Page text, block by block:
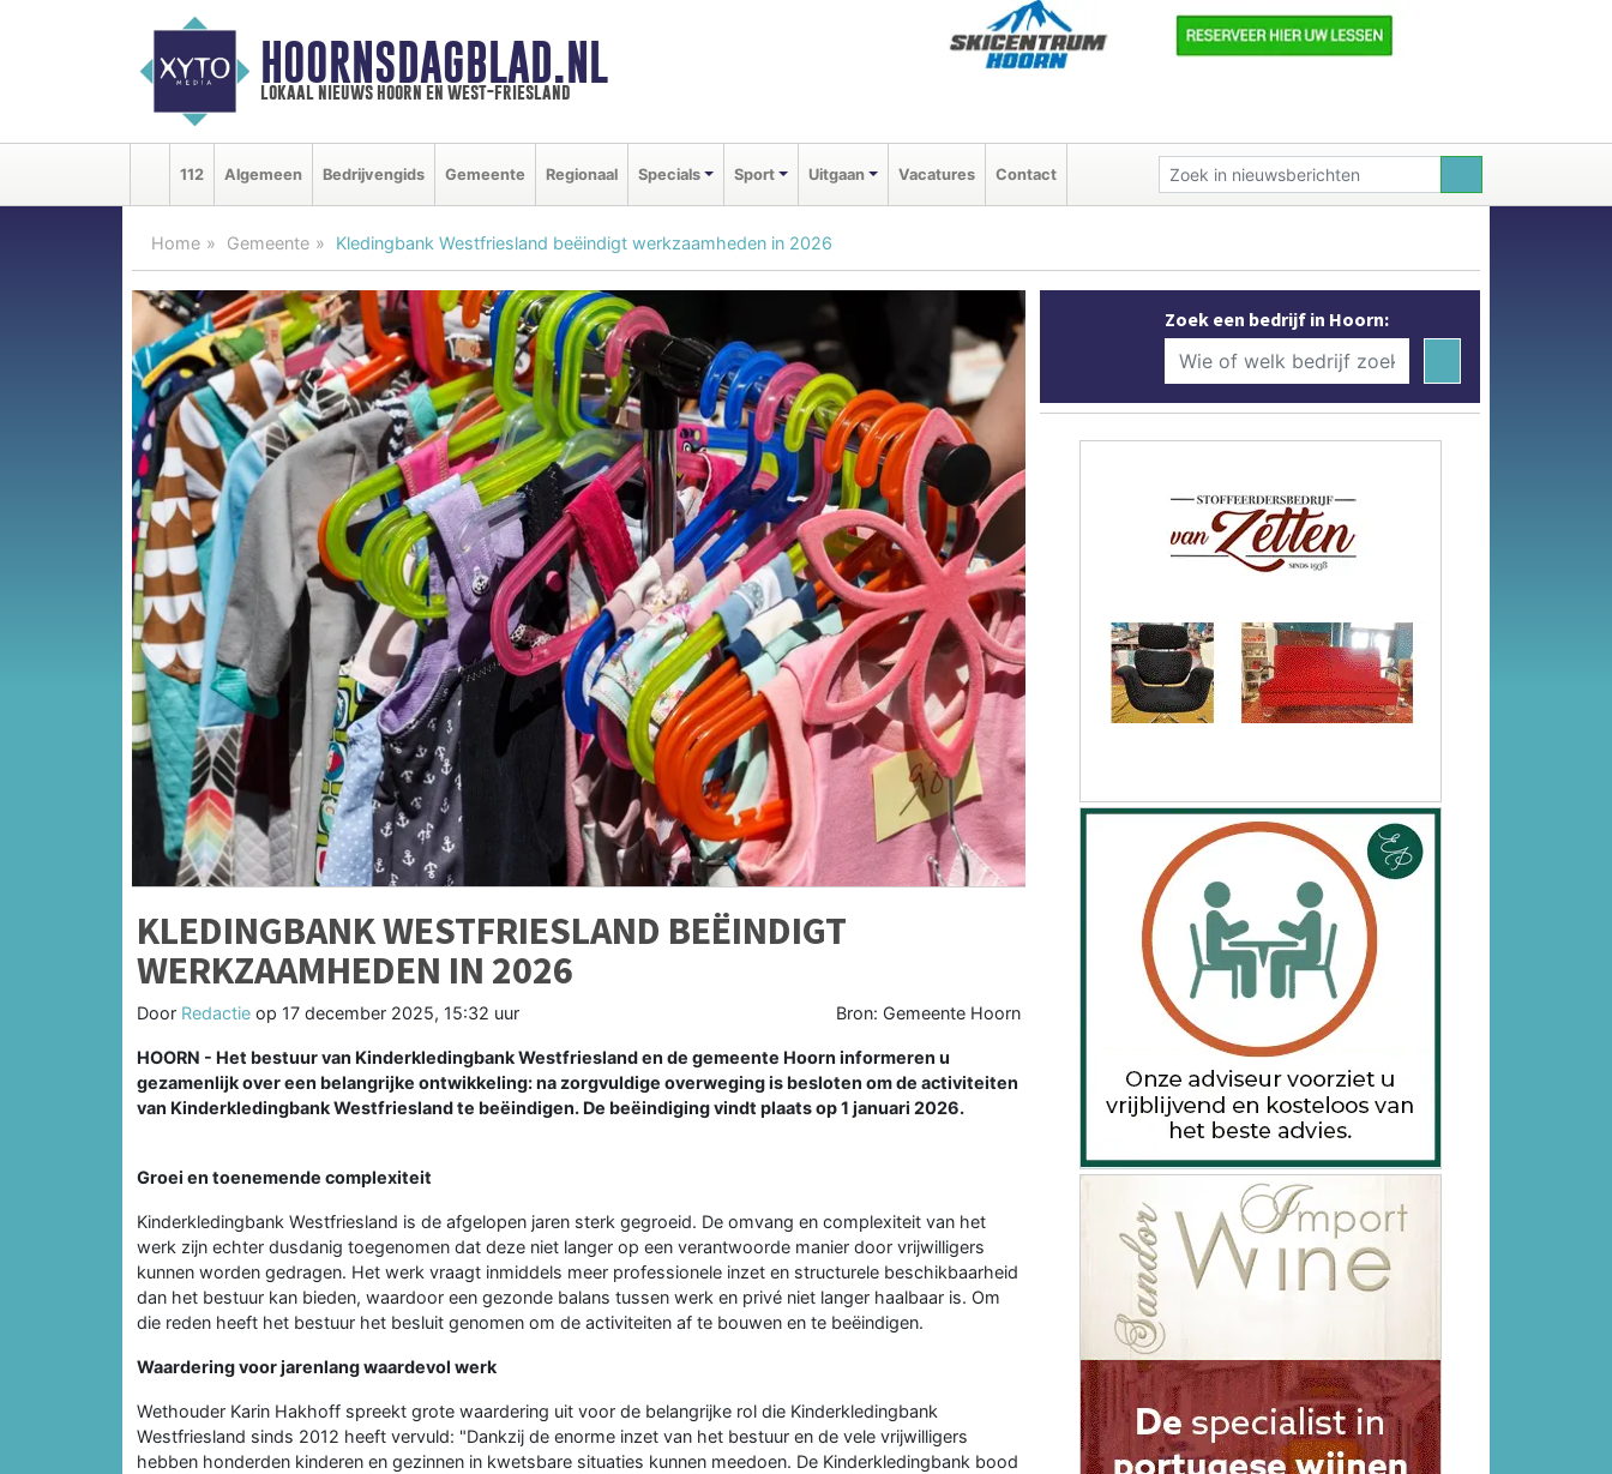
HOORNSDAGBLAD.NL
lokaal nieuws hoorn en west-friesland
112 Algemeen Bedrijvengids Gemeente Regionaal Specials Sport Uitgaan Vacatures Contact
Home Gemeente Kledingbank Westfriesland beëindigt werkzaamheden in 2026
KLEDINGBANK WESTFRIESLAND BEËINDIGT
WERKZAAMHEDEN IN 2026
Door Redactie op 17 december 2025, 15:32 uur Bron: Gemeente Hoorn
HOORN - Het bestuur van Kinderkledingbank Westfriesland en de gemeente Hoorn informeren u
gezamenlijk over een belangrijke ontwikkeling: na zorgvuldige overweging is besloten om de activiteiten
van Kinderkledingbank Westfriesland te beëindigen. De beëindiging vindt plaats op 1 januari 2026.
Groei en toenemende complexiteit
Kinderkledingbank Westfriesland is de afgelopen jaren sterk gegroeid. De omvang en complexiteit van het
werk zijn echter dusdanig toegenomen dat deze niet langer op een verantwoorde manier door vrijwilligers
kunnen worden gedragen. Het werk vraagt inmiddels meer professionele inzet en structurele beschikbaarheid
dan het bestuur kan bieden, waardoor een gezonde balans tussen werk en privé niet langer haalbaar is. Om
die reden heeft het bestuur het besluit genomen om de activiteiten af te bouwen en te beëindigen.
Waardering voor jarenlang waardevol werk
Wethouder Karin Hakhoff spreekt grote waardering uit voor de belangrijke rol die Kinderkledingbank
Westfriesland sinds 2012 heeft vervuld: "Dankzij de enorme inzet van het bestuur en de vele vrijwilligers
hebben honderden kinderen en gezinnen in kwetsbare situaties kunnen meedoen. De Kinderkledingbank bood
Zoek een bedrijf in Hoorn: